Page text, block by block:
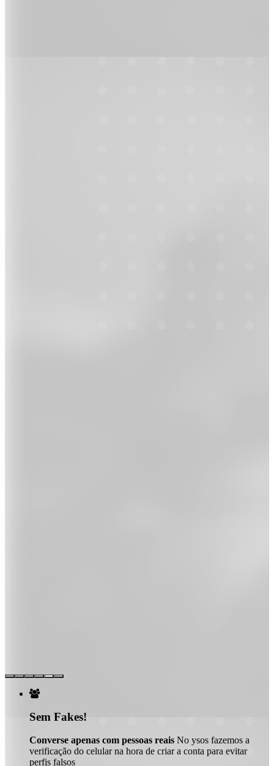

Sem Fakes!
Converse apenas com pessoas reais No ysos fazemos a
verificação do celular na hora de criar a conta para evitar
perfis falsos